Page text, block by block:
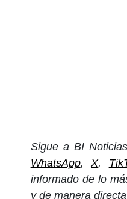
Sigue a BI
WhatsApp,X,
informado de lo
y de manera directa